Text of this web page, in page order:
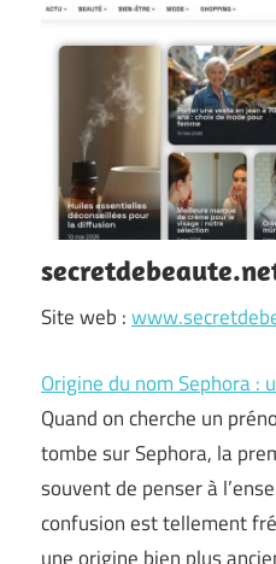
Site web :
Origine du nom Sephora :
Quand on cherche un
tombe sur Sephora, la
souvent de penser à
confusion est tellement
une origine bien plus